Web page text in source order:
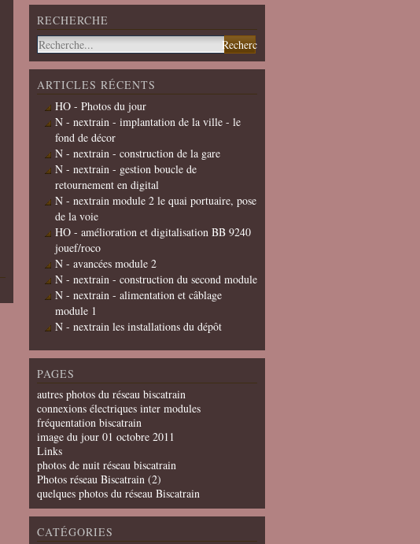
RECHERCHE
ARTICLES RÉCENTS
HO - Photos du jour
N - nextrain - implantation de la ville - le
fond de décor
N - nextrain - construction de la gare
N - nextrain - gestion boucle de
retournement en digital
N - nextrain module 2 le quai portuaire, pose
de la voie
HO - amélioration et digitalisation BB 9240
jouef/roco
N - avancées module 2
N - nextrain - construction du second module
N - nextrain - alimentation et câblage
module 1
N - nextrain les installations du dépôt
PAGES
autres photos du réseau biscatrain
connexions électriques inter modules
fréquentation biscatrain
image du jour 01 octobre 2011
Links
photos de nuit réseau biscatrain
Photos réseau Biscatrain (2)
quelques photos du réseau Biscatrain
CATÉGORIES